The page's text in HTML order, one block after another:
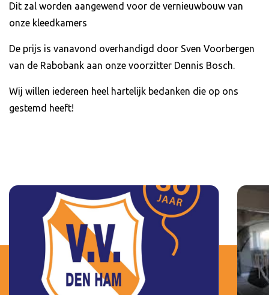
Dit zal worden aangewend voor de vernieuwbouw van
onze kleedkamers
De prijs is vanavond overhandigd door Sven Voorbergen
van de Rabobank aan onze voorzitter Dennis Bosch.
Wij willen iedereen heel hartelijk bedanken die op ons
gestemd heeft!